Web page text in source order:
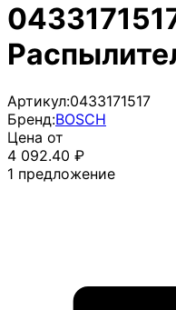
Артикул:0433171517
Бренд:BOSCH
Цена от
4 092.40 ₽
1 предложение